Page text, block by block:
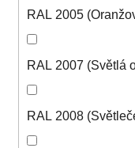
RAL 2005
RAL 2007 (Světlá
RAL 2008